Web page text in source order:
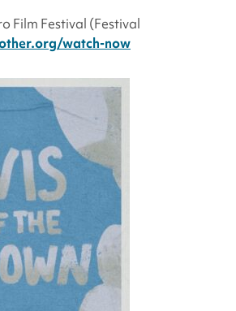
Film Festival (Festival
watch-now